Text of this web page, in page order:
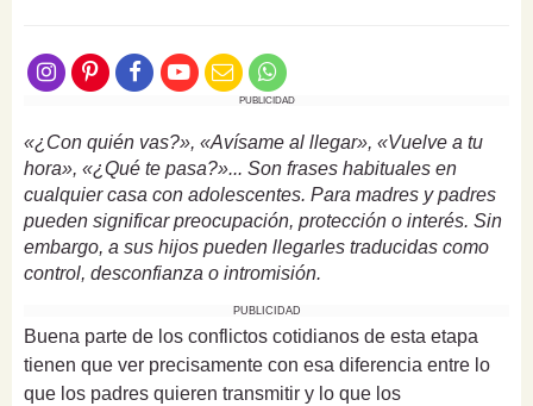
PUBLICIDAD
«¿Con quién vas?», «Avísame al llegar», «Vuelve a tu
hora», «¿Qué te pasa?»... Son frases habituales en
cualquier casa con adolescentes. Para madres y padres
pueden significar preocupación, protección o interés. Sin
embargo, a sus hijos pueden llegarles traducidas como
control, desconfianza o intromisión.
PUBLICIDAD
Buena parte de los conflictos cotidianos de esta etapa
tienen que ver precisamente con esa diferencia entre lo
que los padres quieren transmitir y lo que los